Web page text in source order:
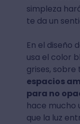
simpleza
te da un
En el diseño
usa el color
grises, sobre
espacios
para no
hace mucho
que la luz